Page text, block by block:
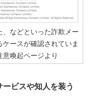
などといった詐欺メー
ースが確認されていま
意喚起ページより
ビスや知人を装う